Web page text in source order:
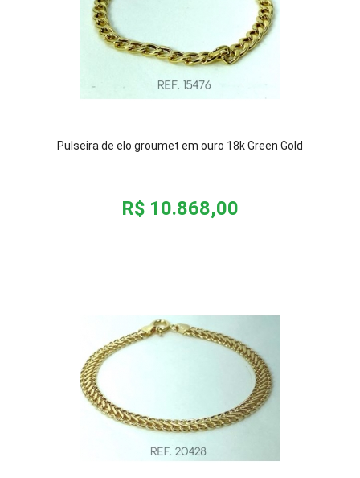
Pulseira de elo groumet em ouro 18k Green Gold
R$ 10.868,00